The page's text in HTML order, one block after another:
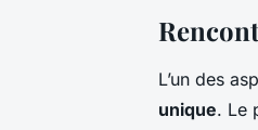
L’un des
unique. Le